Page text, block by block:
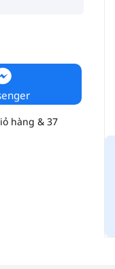
số lượng
hàng & 37